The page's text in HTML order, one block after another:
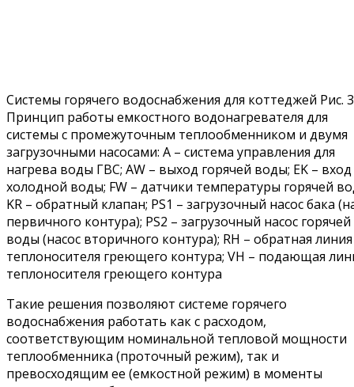
Системы горячего водоснабжения для коттеджей Рис.
Принцип работы емкостного водонагревателя для
системы с промежуточным теплообменником и двумя
загрузочными насосами: A – система управления для
нагрева воды ГВС; AW – выход горячей воды; EK – вход
холодной воды; FW – датчики температуры горячей
KR – обратный клапан; PS1 – загрузочный насос бака
первичного контура); PS2 – загрузочный насос горячей
воды (насос вторичного контура); RH – обратная линия
теплоносителя греющего контура; VH – подающая
теплоносителя греющего контура
Такие решения позволяют системе горячего
водоснабжения работать как с расходом,
соответствующим номинальной тепловой мощности
теплообменника (проточный режим), так и
превосходящим ее (емкостной режим) в моменты